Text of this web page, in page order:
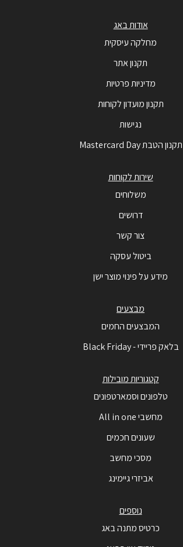
אודות באג
מחלקה עיסקית
תקנון אתר
מדיניות פרטיות
תקנון מועדון לקוחות
נגישות
תקנון הטבת Mastercard Day
שירות לקוחות
משלוחים
דרושים
צור קשר
ביטול עסקה
מידע על פינוי מוצר ישן
מבצעים
המבצעים החמים
בלאק פריידי - Black Friday
קטגוריות מובילות
טלפונים וסמארטפונים
מחשבי All in one
שעונים חכמים
מסכי מחשב
אביזרי גיימינג
נוספים
כרטיס מתנה באג